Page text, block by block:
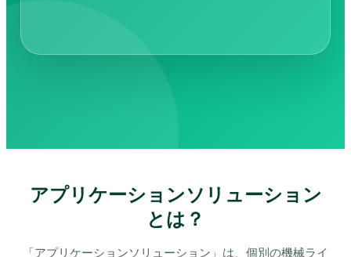
アプリケーションソリューション
とは？
「アプリケーションソリューション」は、個別の機械ライ